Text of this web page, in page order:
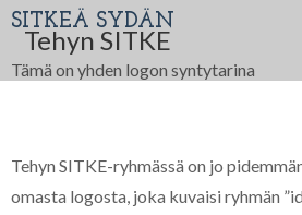
Tehyn SITKE
SITKEÄ SYDÄN
Tämä on yhden logon syntytarina
Tehyn SITKE-ryhmässä on jo
omasta logosta, joka kuvaisi ryhmän